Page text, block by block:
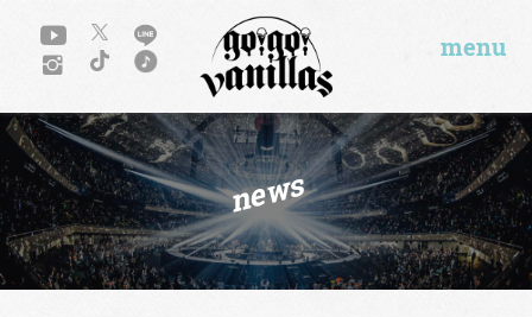
menu
news